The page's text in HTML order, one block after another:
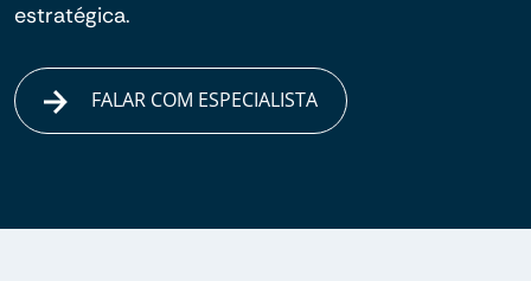
estratégica.
FALAR COM ESPECIALISTA